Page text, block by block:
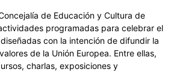
de Educación y Cultura de
programadas para celebrar el
con la intención de difundir la
de la Unión Europea. Entre ellas,
charlas, exposiciones y